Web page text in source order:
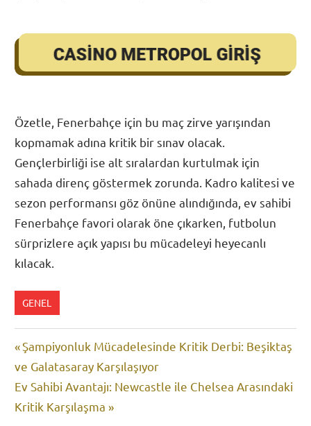
Özetle, Fenerbahçe için bu maç zirve yarışından
kopmamak adına kritik bir sınav olacak.
Gençlerbirliği ise alt sıralardan kurtulmak için
sahada direnç göstermek zorunda. Kadro kalitesi ve
sezon performansı göz önüne alındığında, ev sahibi
Fenerbahçe favori olarak öne çıkarken, futbolun
sürprizlere açık yapısı bu mücadeleyi heyecanlı
kılacak.
GENEL
Yazı
gezinmesi
Previous
Post:
Şampiyonluk Mücadelesinde Kritik Derbi: Beşiktaş
ve Galatasaray Karşılaşıyor
Next
Post:
Ev Sahibi Avantajı: Newcastle ile Chelsea Arasındaki
Kritik Karşılaşma